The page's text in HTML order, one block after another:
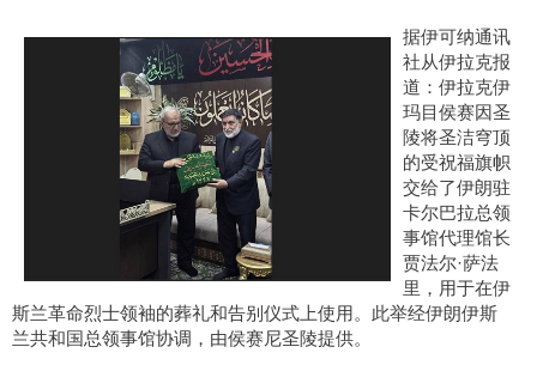
据伊可纳通讯
社从伊拉克报
道：伊拉克伊
玛目侯赛因圣
陵将圣洁穹顶
的受祝福旗帜
交给了伊朗驻
卡尔巴拉总领
事馆代理馆长
贾法尔·萨法
里，用于在伊
斯兰革命烈士领袖的葬礼和告别仪式上使用。此举经伊朗伊斯
兰共和国总领事馆协调，由侯赛尼圣陵提供。